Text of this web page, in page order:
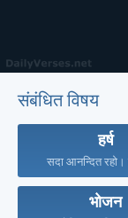
संबंधित विषय
हर्ष
सदा आनन्दित रहो।
भोजन